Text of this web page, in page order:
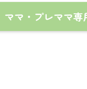
ママ・プレママ専